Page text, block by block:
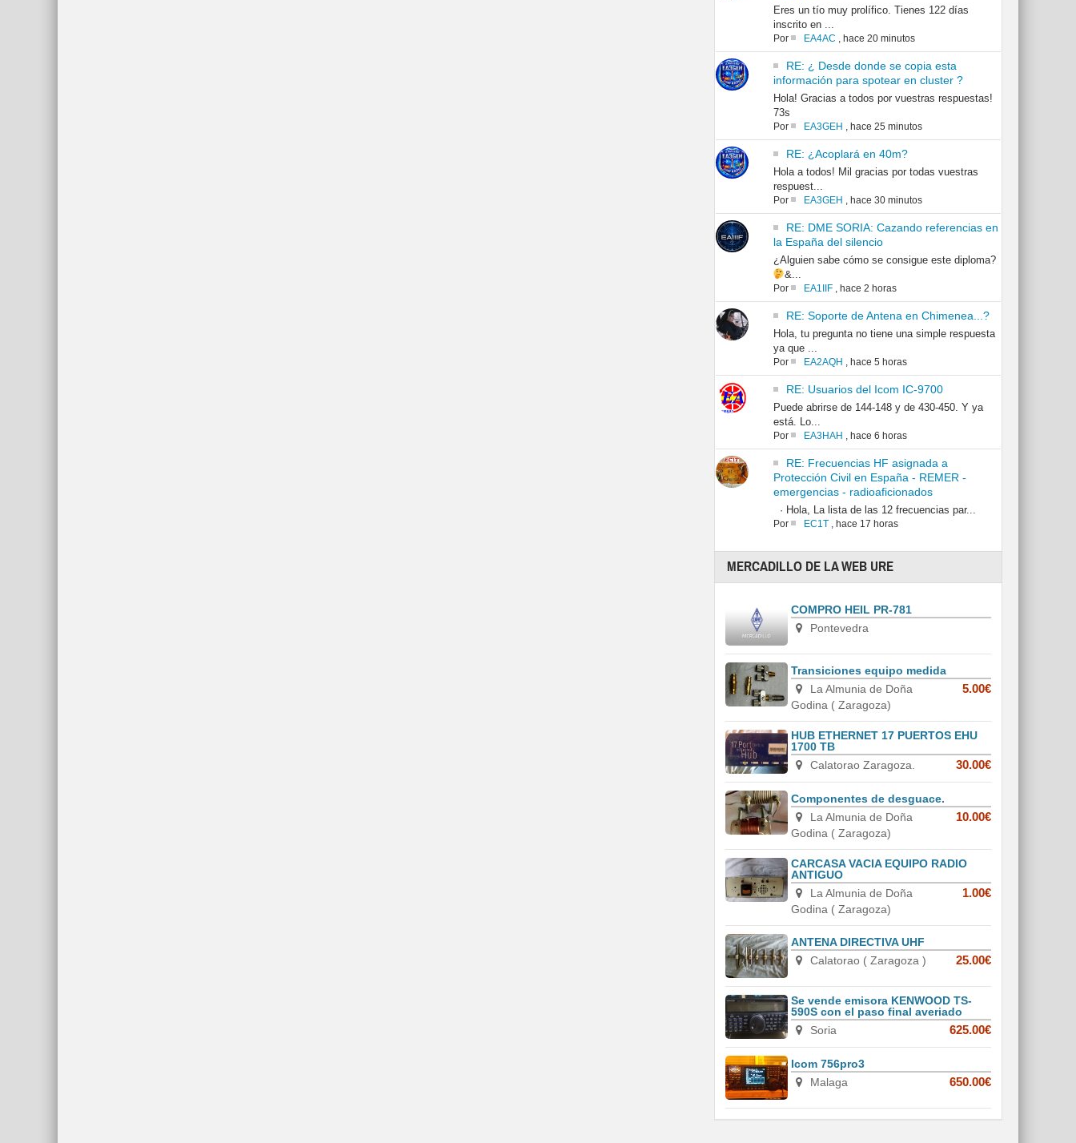
Eres un tío muy prolífico. Tienes 122 días
inscrito en ...
Por EA4AC , hace 20 minutos
RE: ¿ Desde donde se copia esta
información para spotear en cluster ?
Hola! Gracias a todos por vuestras respuestas!
73s
Por EA3GEH , hace 25 minutos
RE: ¿Acoplará en 40m?
Hola a todos! Mil gracias por todas vuestras
respuest...
Por EA3GEH , hace 30 minutos
RE: DME SORIA: Cazando referencias en
la España del silencio
¿Alguien sabe cómo se consigue este diploma?
&...
Por EA1IIF, hace 2 horas
RE: Soporte de Antena en Chimenea...?
Hola, tu pregunta no tiene una simple respuesta
ya que ...
Por EA2AQH , hace 5 horas
RE: Usuarios del Icom IC-9700
Puede abrirse de 144-148 y de 430-450. Y ya
está. Lo...
Por EA3HAH , hace 6 horas
RE: Frecuencias HF asignada a
Protección Civil en España - REMER -
emergencias - radioaficionados
· Hola, La lista de las 12 frecuencias par...
Por EC1T, hace 17 horas
MERCADILLO DE LA WEB URE
COMPRO HEIL PR-781
Pontevedra
Transiciones equipo medida
La Almunia de Doña
Godina ( Zaragoza)
5.00€
HUB ETHERNET 17 PUERTOS EHU
1700 TB
Calatorao Zaragoza.
30.00€
Componentes de desguace.
La Almunia de Doña
Godina ( Zaragoza)
10.00€
CARCASA VACIA EQUIPO RADIO
ANTIGUO
La Almunia de Doña
Godina ( Zaragoza)
1.00€
ANTENA DIRECTIVA UHF
Calatorao ( Zaragoza )
25.00€
Se vende emisora KENWOOD TS-
590S con el paso final averiado
Soria
625.00€
Icom 756pro3
Malaga
650.00€